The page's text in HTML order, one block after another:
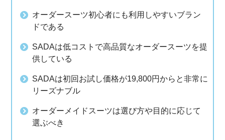
オーダースーツ初心者にも利用しやすいブラン
ドである
SADAは低コストで高品質なオーダースーツを提
供している
SADAは初回お試し価格が19,800円からと非常に
リーズナブル
オーダーメイドスーツは選び方や目的に応じて
選ぶべき